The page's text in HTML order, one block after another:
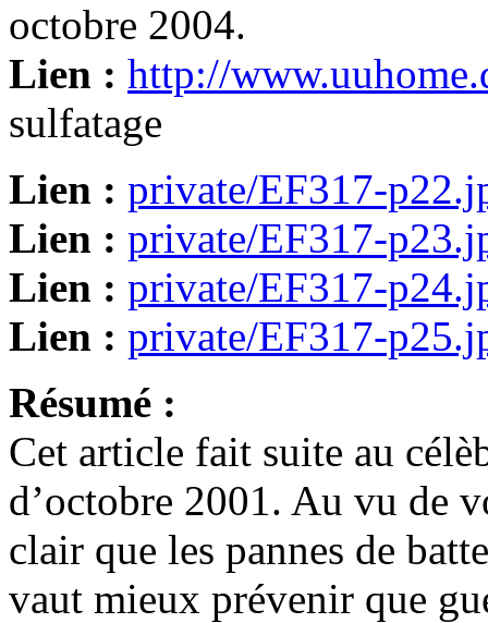
octobre 2004.
Lien : http://
sulfatage
Lien : private/EF317-
Lien : private/EF317-
Lien : private/EF317-
Lien : private/EF317-
Résumé :
Cet article fait suite au
d’octobre 2001. Au vu de
clair que les pannes de
vaut mieux prévenir que